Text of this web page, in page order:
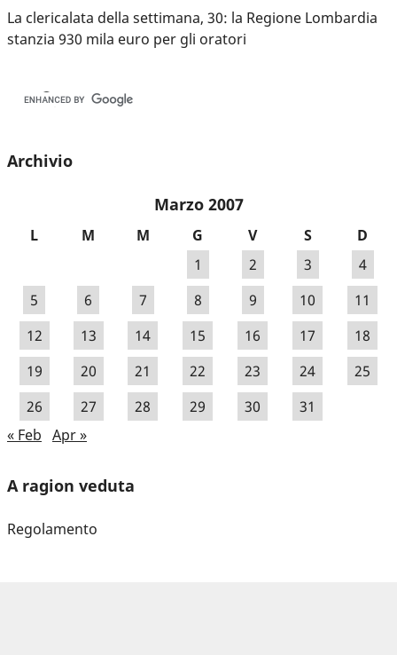
La clericalata della settimana, 30: la Regione Lombardia
stanzia 930 mila euro per gli oratori
Archivio
Marzo 2007
L M M G V S
D
1
2 3
4
5
6 7 8 9 10
11
12
13 14 15 16 17
18
19
20 21 22 23 24
25
26
27 28 29 30
31
« Feb Apr »
A ragion veduta
Regolamento